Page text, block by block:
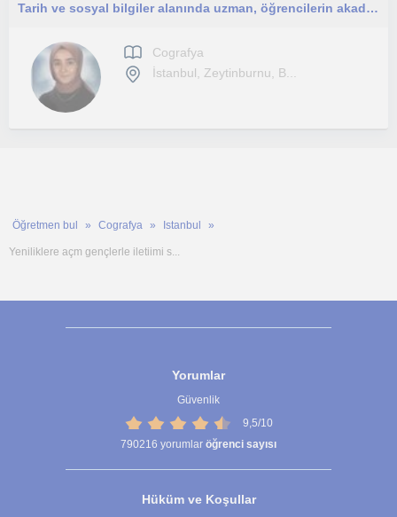
Tarih ve sosyal bilgiler alanında uzman, öğrencilerin akademik başarısını ve merakını destekleyen dinamik bir eğitmenim
Cografya
İstanbul, Zeytinburnu, B...
Öğretmen bul Cografya Istanbul
Yeniliklere açm gençlerle iletiimi s...
Yorumlar
Güvenlik
9,5/10
790216 yorumlar öğrenci sayısı
Hüküm ve Koşullar